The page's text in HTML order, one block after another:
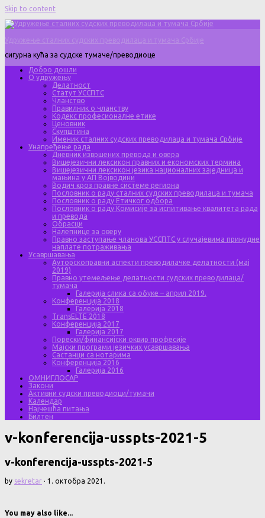
Skip to content
Удружење сталних судских преводилаца и тумача Србије
сигурна кућа за судске тумаче/преводиоце
Добро дошли
О удружењу
Делатност
Статут УССПТС
Чланство
Правилник о чланству
Кодекс професионалне етике
Ценовник
Скупштина
Именик сталних судских преводилаца и тумача Србије
Унапређење рада
Дневник извршених превода и овера
Вишејезични лексикон правних и економских термина
Вишејезични лексикон језика националних заједница и
мањина у АП Војводини
Водич кроз правне системе региона
Пословник о раду сталних судских преводилаца и тумача
Пословник о раду Етичког одбора
Пословник о раду Комисије за испитивање квалитета рада
и превода
Обрасци
Налепнице за оверу
Правно заступање чланова УССПТС у случајевима принудне
наплате потраживања
Усавршавања
Ауторскоправни аспекти преводилачке делатности (мај
2019)
Правно утемељење делатности судских преводилаца/
тумача
Галерија слика са обуке – април 2019.
Конференција 2018
Галерија 2018
TransELTE 2018
Конференција 2017
Галерија 2017
Порески/финансијски оквир професије
Мајски програми језичких усавршавања
Састанци са нотарима
Конференција 2016
Галерија 2016
ОМНИГЛОСАР
Закони
Активни судски преводиоци/тумачи
Календар
Најчешћа питања
Билтен
v-konferencija-usspts-2021-5
v-konferencija-usspts-2021-5
by sekretar · 1. октобра 2021.
You may also like...